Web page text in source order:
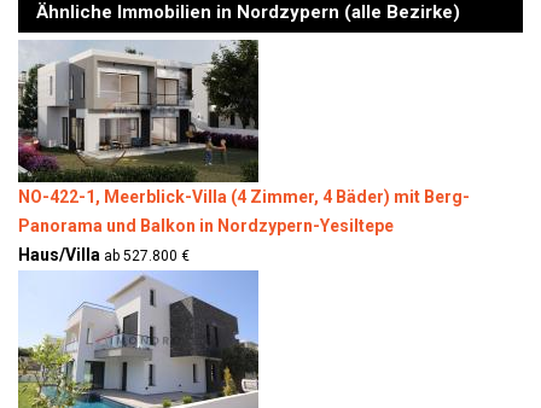
Ähnliche Immobilien in Nordzypern (alle Bezirke)
NO-422-1, Meerblick-Villa (4 Zimmer, 4 Bäder) mit Berg-
Panorama und Balkon in Nordzypern-Yesiltepe
Haus/Villa ab 527.800 €